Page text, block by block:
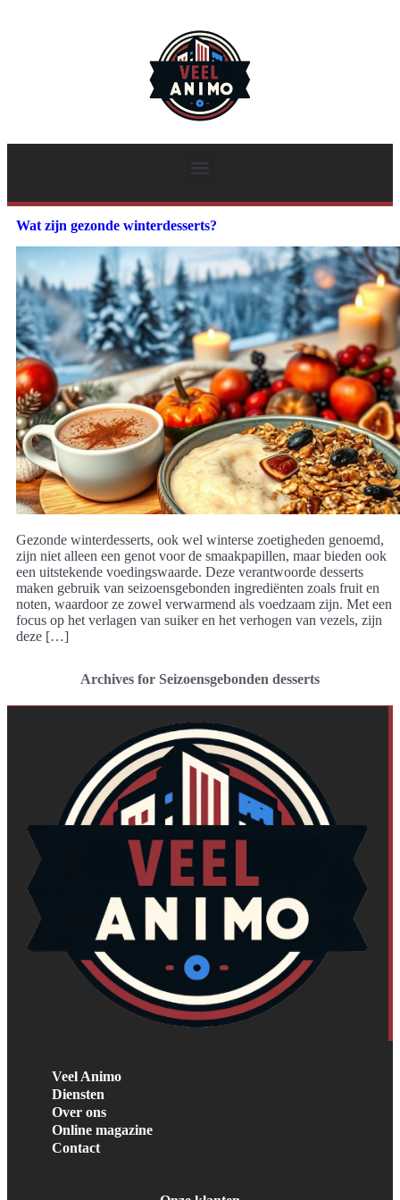
Wat zijn gezonde winterdesserts?
Gezonde winterdesserts, ook wel winterse zoetigheden genoemd,
zijn niet alleen een genot voor de smaakpapillen, maar bieden ook
een uitstekende voedingswaarde. Deze verantwoorde desserts
maken gebruik van seizoensgebonden ingrediënten zoals fruit en
noten, waardoor ze zowel verwarmend als voedzaam zijn. Met een
focus op het verlagen van suiker en het verhogen van vezels, zijn
deze […]
Archives for Seizoensgebonden desserts
Veel Animo
Diensten
Over ons
Online magazine
Contact